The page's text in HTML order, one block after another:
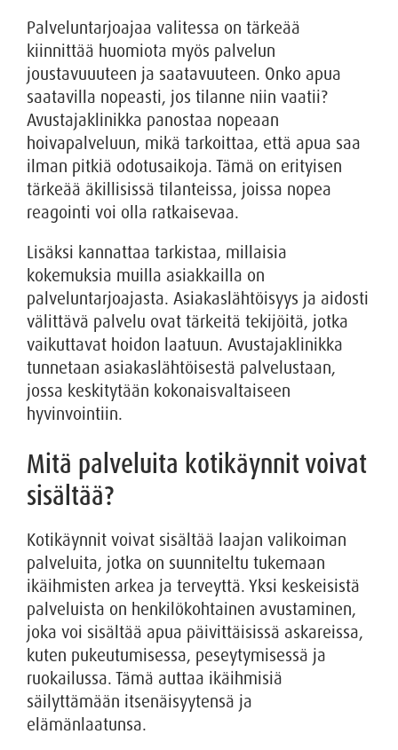
Palveluntarjoajaa valitessa on tärkeää
kiinnittää huomiota myös palvelun
joustavuuuteen ja saatavuuteen. Onko apua
saatavilla nopeasti, jos tilanne niin vaatii?
Avustajaklinikka panostaa nopeaan
hoivapalveluun, mikä tarkoittaa, että apua saa
ilman pitkiä odotusaikoja. Tämä on erityisen
tärkeää äkillisissä tilanteissa, joissa nopea
reagointi voi olla ratkaisevaa.
Lisäksi kannattaa tarkistaa, millaisia
kokemuksia muilla asiakkailla on
palveluntarjoajasta. Asiakaslähtöisyys ja aidosti
välittävä palvelu ovat tärkeitä tekijöitä, jotka
vaikuttavat hoidon laatuun. Avustajaklinikka
tunnetaan asiakaslähtöisestä palvelustaan,
jossa keskitytään kokonaisvaltaiseen
hyvinvointiin.
Mitä palveluita kotikäynnit voivat
sisältää?
Kotikäynnit voivat sisältää laajan valikoiman
palveluita, jotka on suunniteltu tukemaan
ikäihmisten arkea ja terveyttä. Yksi keskeisistä
palveluista on henkilökohtainen avustaminen,
joka voi sisältää apua päivittäisissä askareissa,
kuten pukeutumisessa, peseytymisessä ja
ruokailussa. Tämä auttaa ikäihmisiä
säilyttämään itsenäisyytensä ja
elämänlaatunsa.